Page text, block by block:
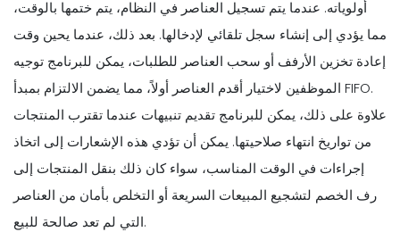
أولوياته. عندما يتم تسجيل العناصر في النظام، يتم ختمها بالوقت،
مما يؤدي إلى إنشاء سجل تلقائي لإدخالها. بعد ذلك، عندما يحين وقت
إعادة تخزين الأرفف أو سحب العناصر للطلبات، يمكن للبرنامج توجيه
الموظفين لاختيار أقدم العناصر أولاً، مما يضمن الالتزام بمبدأ FIFO.
علاوة على ذلك، يمكن للبرنامج تقديم تنبيهات عندما تقترب المنتجات
من تواريخ انتهاء صلاحيتها. يمكن أن تؤدي هذه الإشعارات إلى اتخاذ
إجراءات في الوقت المناسب، سواء كان ذلك بنقل المنتجات إلى
رف الخصم لتشجيع المبيعات السريعة أو التخلص بأمان من العناصر
التي لم تعد صالحة للبيع.